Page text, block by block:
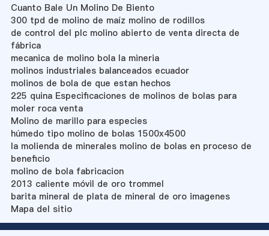
Cuanto Bale Un Molino De Biento
300 tpd de molino de maíz molino de rodillos
de control del plc molino abierto de venta directa de
fábrica
mecanica de molino bola la mineria
molinos industriales balanceados ecuador
molinos de bola de que estan hechos
225 quina Especificaciones de molinos de bolas para
moler roca venta
Molino de marillo para especies
húmedo tipo molino de bolas 1500x4500
la molienda de minerales molino de bolas en proceso de
beneficio
molino de bola fabricacion
2013 caliente móvil de oro trommel
barita mineral de plata de mineral de oro imagenes
Mapa del sitio